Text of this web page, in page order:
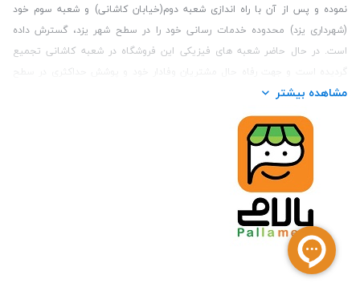
نموده و پس از آن با راه اندازی شعبه دوم(خیابان کاشانی) و شعبه سوم خود
(شهرداری یزد) محدوده خدمات رسانی خود را در سطح شهر یزد، گسترش داده
است. در حال حاضر شعبه های فیزیکی این فروشگاه در شعبه کاشانی تجمیع
گردیده است و جهت رفاه حال مشتریان وفادار خود و پوشش حداکثری در سطح
استان یزد و همچنین مشتریان سطح کشور، فروشگاه اینترنتی پالامی را راه اندازی
نموده است. هدف فروشگاه اینترنتی پالامی فراهم نمودن یک خرید اینترنتی
مطمئن، با کالاهای متنوع، باکیفیت و دارای قیمت مناسب می باشد که مشتری
بتواند در مدت زمان کوتاه کالاهای خود را سفارش داده و در زمان مورد نظر خود
تحویل بگیرد و در صورت وجود عدم تطابق سفارش و کالای تحویل شده ضمانت
بازگشت کالا هم داشته باشد. سابقه درخشان در فروش حضوری و جذب مشتریان و
انعقاد قرارداد با ارگان های دولتی و خصوصی از افتخارات این مجموعه می باشد.
یکی از مهم‌ترین دغدغه‌های کاربران خرید اینترنتی، این است که کالای خریداری
شده در زمان مورد نظر آنها بدستشان برسد، لذا فروشگاه اینترنتی پالامی این
مشاهده بیشتر